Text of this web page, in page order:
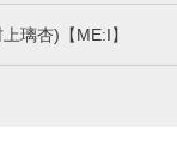
璃杏)【ME:I】